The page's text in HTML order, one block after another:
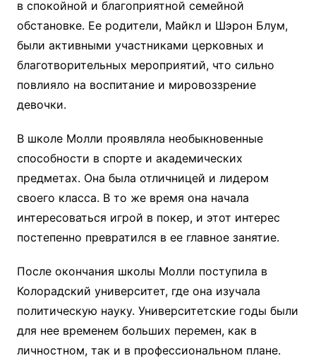
в спокойной и благоприятной семейной
обстановке. Ее родители, Майкл и Шэрон Блум,
были активными участниками церковных и
благотворительных мероприятий, что сильно
повлияло на воспитание и мировоззрение
девочки.
В школе Молли проявляла необыкновенные
способности в спорте и академических
предметах. Она была отличницей и лидером
своего класса. В то же время она начала
интересоваться игрой в покер, и этот интерес
постепенно превратился в ее главное занятие.
После окончания школы Молли поступила в
Колорадский университет, где она изучала
политическую науку. Университетские годы были
для нее временем больших перемен, как в
личностном, так и в профессиональном плане.